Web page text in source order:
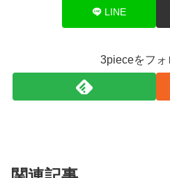
LINE
3pieceをフォ